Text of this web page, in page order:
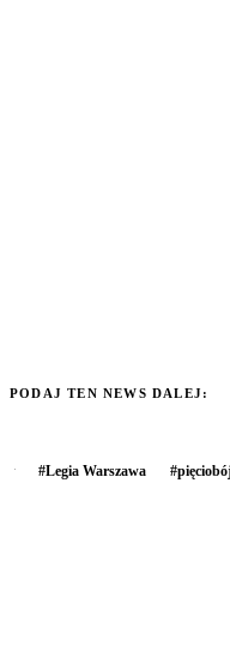
PODAJ TEN NEWS DALEJ:
#Legia Warszawa #